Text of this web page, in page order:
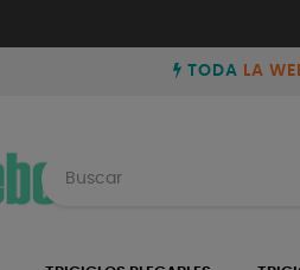
TODA LA